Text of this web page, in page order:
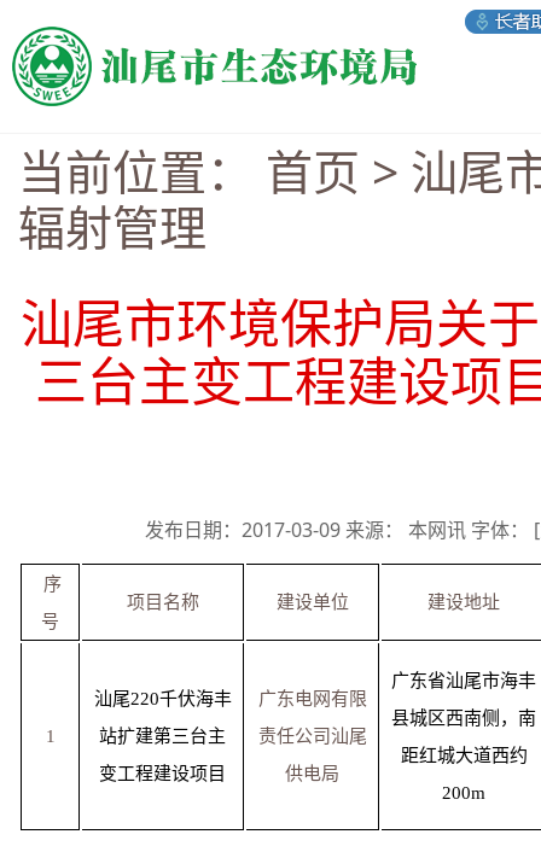
当前位置： 首页 > 汕尾
辐射管理
汕尾市环境保护局关
三台主变工程建设项
发布日期：2017-03-09 来源： 本网讯 字体：
序
号
项目名称 建设单位 建设地址
1
汕尾220千伏海丰
站扩建第三台主
变工程建设项目
广东电网有限
责任公司汕尾
供电局
广东省汕尾市海丰
县城区西南侧，南
距红城大道西约
200m